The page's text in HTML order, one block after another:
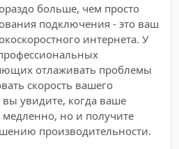
больше, чем просто
подключения - это ваш
интернета. У
отлаживать проблемы
скорость вашего
увидите, когда ваше
но и получите
производительности.